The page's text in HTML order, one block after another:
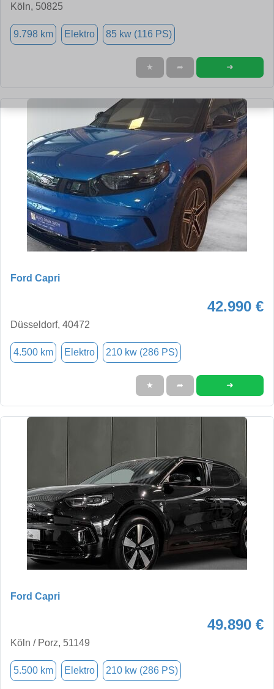
Köln, 50825
9.798 km Elektro 85 kw (116 PS)
★ ➦ ➜
Ford Capri
42.990 €
Düsseldorf, 40472
4.500 km Elektro 210 kw (286 PS)
★ ➦ ➜
Ford Capri
49.890 €
Köln / Porz, 51149
5.500 km Elektro 210 kw (286 PS)